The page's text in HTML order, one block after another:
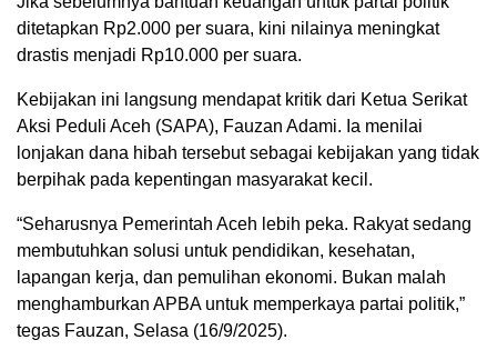
ditetapkan Rp2.000 per suara, kini nilainya meningkat
drastis menjadi Rp10.000 per suara.
Kebijakan ini langsung mendapat kritik dari Ketua Serikat
Aksi Peduli Aceh (SAPA), Fauzan Adami. Ia menilai
lonjakan dana hibah tersebut sebagai kebijakan yang tidak
berpihak pada kepentingan masyarakat kecil.
“Seharusnya Pemerintah Aceh lebih peka. Rakyat sedang
membutuhkan solusi untuk pendidikan, kesehatan,
lapangan kerja, dan pemulihan ekonomi. Bukan malah
menghamburkan APBA untuk memperkaya partai politik,”
tegas Fauzan, Selasa (16/9/2025).